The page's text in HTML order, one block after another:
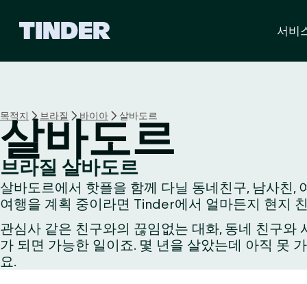
홈
서비
목적지 브라질 바이아 살바도르
살바도르
브라질 살바도르
살바도르에서 핫플을 함께 다닐 동네친구, 남사친,
여행을 계획 중이라면 Tinder에서 얼마든지 현지
관심사 같은 친구와의 끊임없는 대화, 동네 친구
가 되면 가능한 일이죠. 몇 년을 살았는데 아직 못
요.